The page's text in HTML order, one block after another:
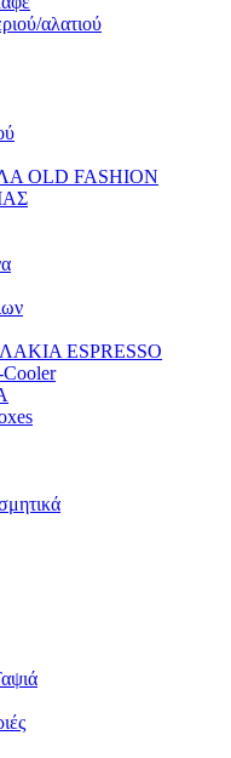
αλατιού
OLD FASHION
ESPRESSO
Cooler